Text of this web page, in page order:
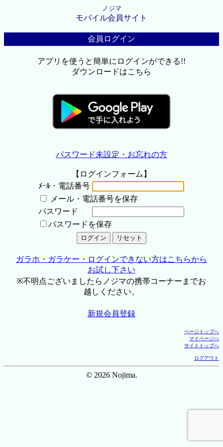
ノジマ
モバイル会員サイト
会員ログイン
アプリを使うと簡単にログインができる!!
ダウンロードはこちら
パスワード未設定・お忘れの方
【ログインフォーム】
ﾒｰﾙ・電話番号
メール・電話番号を保存
パスワード
パスワードを保存
ガラホ・ガラケー・ログインできない方はこちらから
お試し下さい
※不明点ございましたらノジマの携帯コーナーまでお
越しください。
新規会員登録
ページトップへ
マイページへ
サイトトップへ
ログアウト
© 2026 Nojima.